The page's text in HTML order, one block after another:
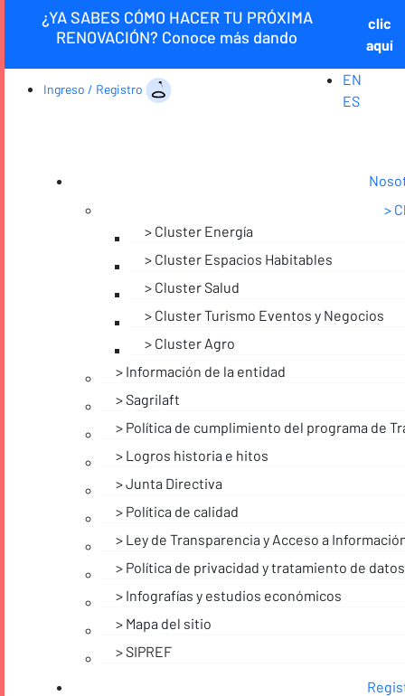
¿YA SABES CÓMO HACER TU PRÓXIMA
RENOVACIÓN? Conoce más dando
clic
aquí
Ingreso / Registro
EN
ES
Cluster Energía
Cluster Espacios Habitables
Cluster Salud
Cluster Turismo Eventos y Negocios
Cluster Agro
Información de la entidad
Sagrilaft
Política de cumplimiento del programa de
Logros historia e hitos
Junta Directiva
Política de calidad
Ley de Transparencia y Acceso a
Política de privacidad y tratamiento de
Infografías y estudios económicos
Mapa del sitio
SIPREF